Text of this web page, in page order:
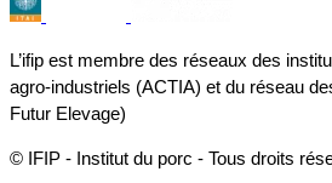
L’ifip est membre des réseaux des
agro-industriels (ACTIA) et du réseau
Futur Elevage)
© IFIP - Institut du porc - Tous droits